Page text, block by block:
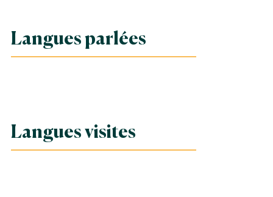
Langues parlées
Langues visites